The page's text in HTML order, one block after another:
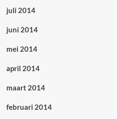
juli 2014
juni 2014
mei 2014
april 2014
maart 2014
februari 2014